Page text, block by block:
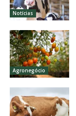
Notícias
Agronegócio